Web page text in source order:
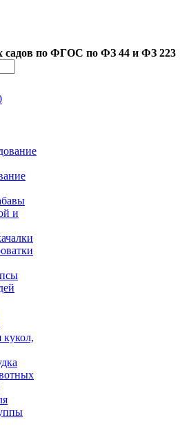
садов по ФГОC по ФЗ 44 и ФЗ 223
и